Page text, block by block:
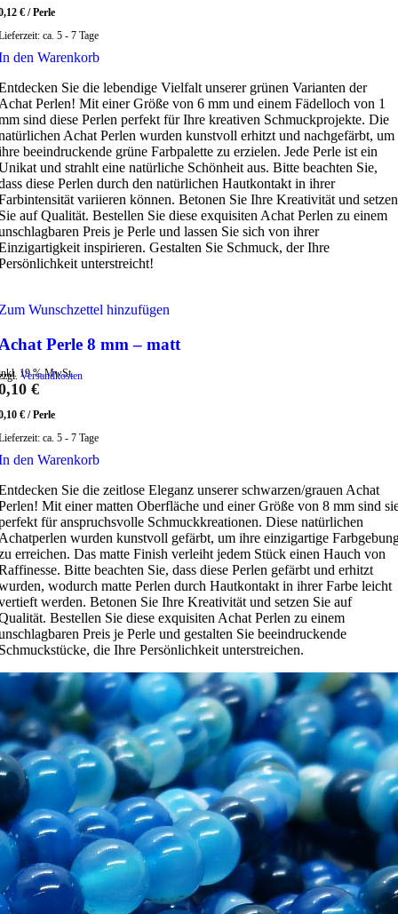
€ /Perle
ca. 5 - 7 Tage
den Warenkorb
Sie die lebendige Vielfalt unserer grünen Varianten der
Perlen! Mit einer Größe von 6 mm und einem Fädelloch von 1
sind diese Perlen perfekt für Ihre kreativen Schmuckprojekte. Die
Achat Perlen wurden kunstvoll erhitzt und nachgefärbt, um
beeindruckende grüne Farbpalette zu erzielen. Jede Perle ist ein
und strahlt eine natürliche Schönheit aus. Bitte beachten Sie,
diese Perlen durch den natürlichen Hautkontakt in ihrer
variieren können. Betonen Sie Ihre Kreativität und setzen
auf Qualität. Bestellen Sie diese exquisiten Achat Perlen zu einem
Preis je Perle und lassen Sie sich von ihrer
inspirieren. Gestalten Sie Schmuck, der Ihre
unterstreicht!
Wunschzettel hinzufügen
Perle 8 mm – matt
19 % MwSt.
Versandkosten
€
€ /Perle
ca. 5 - 7 Tage
den Warenkorb
Sie die zeitlose Eleganz unserer schwarzen/grauen Achat
Mit einer matten Oberfläche und einer Größe von 8 mm sind
für anspruchsvolle Schmuckkreationen. Diese natürlichen
wurden kunstvoll gefärbt, um ihre einzigartige
erreichen. Das matte Finish verleiht jedem Stück einen Hauch von
Bitte beachten Sie, dass diese Perlen gefärbt und erhitzt
wodurch matte Perlen durch Hautkontakt in ihrer Farbe leicht
werden. Betonen Sie Ihre Kreativität und setzen Sie auf
Bestellen Sie diese exquisiten Achat Perlen zu einem
Preis je Perle und gestalten Sie beeindruckende
die Ihre Persönlichkeit unterstreichen.